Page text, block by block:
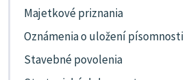
Majetkové priznania
Oznámenia o uložení písomnosti
Stavebné povolenia